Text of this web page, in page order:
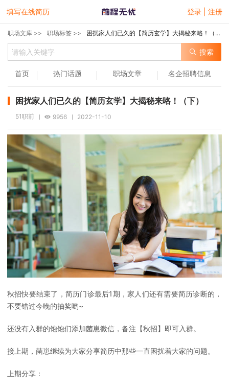
填写在线简历 登录 | 注册
职场文库 >> 职场标签 >> 困扰家人们已久的【简历玄学】大揭秘来咯！（下）
搜索
首页 热门话题 职场文章 名企招聘信息
困扰家人们已久的【简历玄学】大揭秘来咯！（下）
51职前 9956 2022-11-10
秋招快要结束了，简历门诊最后1期，家人们还有需要简历诊断的，
不要错过今晚的抽奖哟~
还没有入群的饱饱们添加菌崽微信，备注【秋招】即可入群。
接上期，菌崽继续为大家分享简历中那些一直困扰着大家的问题。
上期分享：